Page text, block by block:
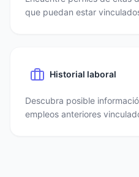
que puedan estar
Historial laboral
Descubra posible
empleos anteriores